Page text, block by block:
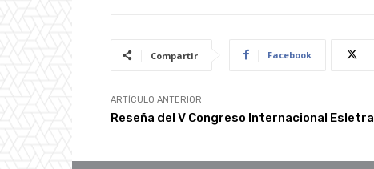
Compartir Facebook
ARTÍCULO ANTERIOR
Reseña del V Congreso Internacional Esletra